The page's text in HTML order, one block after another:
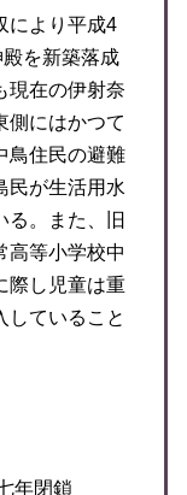
により平成4
を新築落成
現在の伊射奈
側にはかつて
鳥住民の避難
民が生活用水
る。また、旧
高等小学校中
際し児童は重
していること
年閉鎖